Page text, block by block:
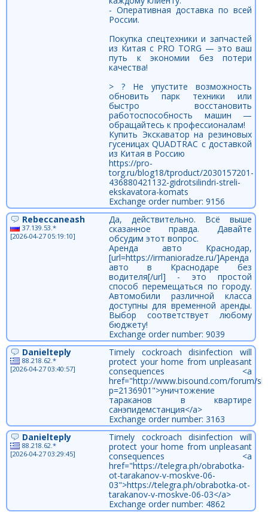
- Оперативная доставка по всей
России.
Покупка спецтехники и запчастей
из Китая с PRO TORG — это ваш
путь к экономии без потери
качества!
> ? Не упустите возможность
обновить парк техники или
быстро восстановить
работоспособность машин —
обращайтесь к профессионалам!
Купить Экскаватор на резиновых
гусеницах QUADTRAC с доставкой
из Китая в Россию
https://pro-
torg.ru/blog18/tproduct/2030157201-
436880421132-gidrotsilindri-streli-
ekskavatora-komats
Exchange order number: 9156
Rebeccaneash
37.139.53.*
[2026-04-27 05:19:10]
Да, действительно. Всё выше
сказанное правда. Давайте
обсудим этот вопрос.
Аренда авто Краснодар,
[url=https://irmanioradze.ru/]Аренда
авто в Краснодаре без
водителя[/url] - это простой
способ перемещаться по городу.
Автомобили различной класса
доступны для временной аренды.
Выбор соответствует любому
бюджету!
Exchange order number: 9039
Danielteply
88.218.62.*
[2026-04-27 03:40:57]
Timely cockroach disinfection will
protect your home from unpleasant
consequences <a
href="http://www.bisound.com/forum/
p=2136901">уничтожение
тараканов в квартире
санэпидемстанция</a>
Exchange order number: 3163
Danielteply
88.218.62.*
[2026-04-27 03:29:45]
Timely cockroach disinfection will
protect your home from unpleasant
consequences <a
href="https://telegra.ph/obrabotka-
ot-tarakanov-v-moskve-06-
03">https://telegra.ph/obrabotka-ot-
tarakanov-v-moskve-06-03</a>
Exchange order number: 4862